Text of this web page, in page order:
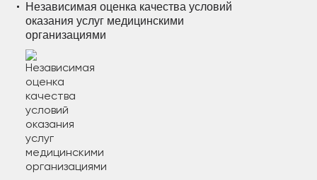
Независимая оценка качества условий
оказания услуг медицинскими
организациями